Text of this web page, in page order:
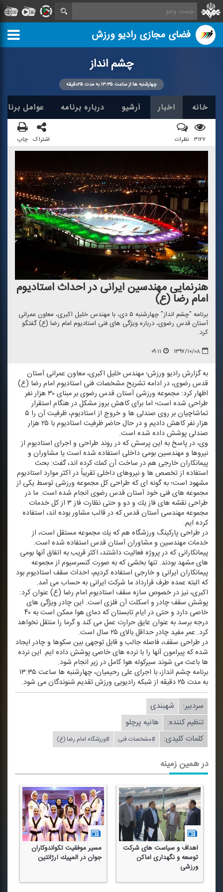
فضای مجازی رادیو ورزش
چشم انداز
چهارشنبه ها از ساعت ۱۳:۳۵ به مدت ۲۵دقیقه
خانه اخبار آرشیو درباره برنامه عوامل برنامه
۳۱۲۷ نظرات اشتراک چاپ
هنرنمایی مهندسین ایرانی در احداث استادیوم
امام رضا (ع)
برنامه "چشم انداز" چهارشنبه ۵ دی، با مهندس خلیل اكبری، معاون عمرانی
آستان قدس رضوی، درباره ویژگی های فنی استادیوم امام رضا (ع) گفتگو
كرد.
۱۳۹۷/۱۰/۰۸ ۰۹:۱۱
به گزارش رادیو ورزش؛ مهندس خلیل اكبری، معاون عمرانی آستان
قدس رضوی، در ادامه تشریح مشخصات فنی استادیوم امام رضا (ع)
اظهار كرد: مجموعه ورزشی آستان قدس رضوی بر مبنای ۳۰ هزار نفر
طراحی شده است؛ اما برای كاهش بروز مشكل در هنگام استقرار
تماشاچیان بر روی صندلی ها و خروج از استادیوم، ظرفیت آن را ۵
هزار نفر كاهش دادیم و در حال حاضر ظرفیت استادیوم با ۲۵ هزار
صندلی پوشش داده شده است.
وی، در پاسخ به این پرسش كه در روند طراحی و اجرای استادیوم از
نیروها و مهندسین بومی داخلی استفاده شده است یا مشاوران و
پیمانكاران خارجی هم در ساخت آن كمك كرده اند، گفت: بحث
استفاده از تخصص ها و نیروهای داخلی تقریباً در اكثر موارد استادیوم
مشهود است؛ به گونه ای كه طراحی كل مجموعه ورزشی توسط یكی از
مجموعه های فنی خود آستان قدس رضوی انجام شده است. ما در
طراحی نقشه های فاز یك و دو و حتی نظارت فاز ۳ از كل خدمات
مجموعه مهندسی آستان قدس كه در قالب مشاور بوده اند، استفاده
كرده ایم.
در طراحی پاركینگ ورزشگاه هم كه یك مجموعه مستقل است، از
خدمات مهندسین و مشاوران آستان قدس استفاده شده است.
پیمانكارانی كه در پروژه فعالیت داشتند، اكثر قریب به اتفاق آنها بومی
های مشهد بودند. تنها بخشی كه به صورت كنسرسیوم از مجموعه
پیمانكاران ایرانی و خارجی استفاده كردیم، احداث سقف استادیوم بود
كه البته عمده طرف قرارداد ما شركت ایرانی به حساب می آمد.
اكبری، نیز در خصوص سازه سقف استادیوم امام رضا (ع) عنوان كرد:
پوشش سقف چادر و اسكلت آن فلزی است. این چادر ویژگی های
خاصی دارد و حتی در ایام تابستان كه دمای هوا ممكن است به ۴۰
درجه برسد به عنوان عایق حرارت عمل می كند و گرما را منتقل نخواهد
كرد. عمر مفید چادر حداقل بالای ۲۵ سال است.
در طراحی سقف، فاصله جالب و قابل توجهی بین سكوها و چادر ایجاد
شده كه پیرامون آنها را با نرده های خاصی پوشش داده ایم. این نرده
ها باعث می شوند سیركوله هوا كامل در زیر انجام شود.
برنامه چشم انداز، با اجرای علی رحیمیان، چهارشنبه ها ساعت ۱۳:۳۵
به مدت ۲۵ دقیقه از شبكه رادیویی ورزش تقدیم شنوندگان می شود.
سردبیر:
شهبندی
تنظیم كننده:
هانیه پرچلو
کلمات کلیدی:
#مشخصات فنی #ورزشگاه امام رضا (ع)
در همین زمینه
اهداف و سیاست های شركت
توسعه و نگهداری اماكن
ورزشی
مسیر موفقیت تكواندوكاران
جوان در المپیك آرژانتین